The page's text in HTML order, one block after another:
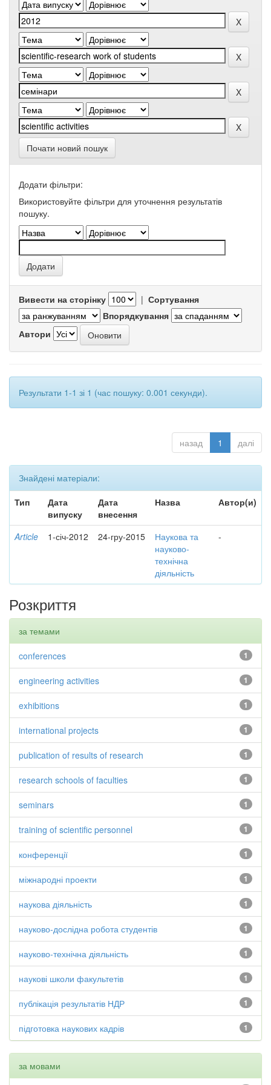
Почати новий пошук
Додати фільтри:
Використовуйте фільтри для уточнення результатів
пошуку.
Вивести на сторінку | Сортування
Впорядкування
Автори
Результати 1-1 зі 1 (час пошуку: 0.001 секунди).
назад 1 далі
Знайдені матеріали:
Тип
Дата
випуску
Дата
внесення
Назва Автор(и)
Article 1-січ-2012 24-гру-2015
Наукова та
науково-
технічна
діяльність
-
Розкриття
за темами
1
conferences
1
engineering activities
1
exhibitions
1
international projects
1
publication of results of research
1
research schools of faculties
1
seminars
1
training of scientific personnel
1
конференції
1
міжнародні проекти
1
наукова діяльність
1
науково-дослідна робота студентів
1
науково-технічна діяльність
1
наукові школи факультетів
1
публікація результатів НДР
1
підготовка наукових кадрів
за мовами